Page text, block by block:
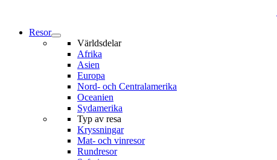
Resor
Världsdelar
Afrika
Asien
Europa
Nord- och Centralamerika
Oceanien
Sydamerika
Typ av resa
Kryssningar
Mat- och vinresor
Rundresor